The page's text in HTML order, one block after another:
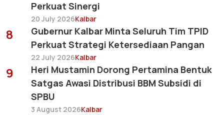
Perkuat Sinergi
20 July 2026Kalbar
8
Gubernur Kalbar Minta Seluruh Tim TPID
Perkuat Strategi Ketersediaan Pangan
22 July 2026Kalbar
9
Heri Mustamin Dorong Pertamina Bentuk
Satgas Awasi Distribusi BBM Subsidi di
SPBU
3 August 2026Kalbar